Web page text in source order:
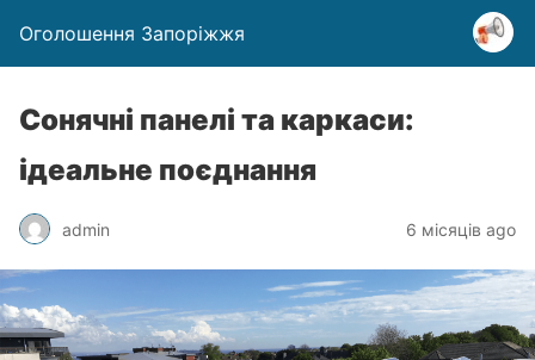
Оголошення Запоріжжя
Сонячні панелі та каркаси:
ідеальне поєднання
admin 6 місяців ago